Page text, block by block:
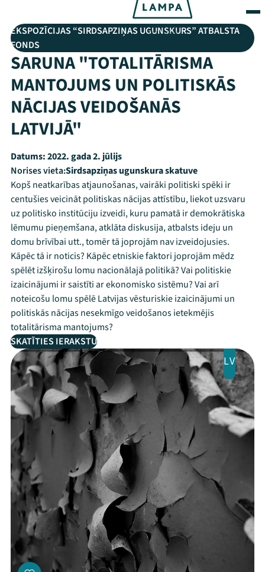
EKSPOZĪCIJAS “SIRDSAPZIŅAS UGUNSKURS” ATBALSTA
FONDS
SARUNA "TOTALITĀRISMA
MANTOJUMS UN POLITISKĀS
NĀCIJAS VEIDOŠANĀS
LATVIJĀ"
Datums:2022. gada 2. jūlijs
Norises vieta:Sirdsapziņas ugunskura skatuve
Kopš neatkarības atjaunošanas, vairāki politiski spēki ir
centušies veicināt politiskas nācijas attīstību, liekot uzsvaru
uz politisko institūciju izveidi, kuru pamatā ir demokrātiska
lēmumu pieņemšana, atklāta diskusija, atbalsts ideju un
domu brīvībai utt., tomēr tā joprojām nav izveidojusies.
Kāpēc tā ir noticis? Kāpēc etniskie faktori joprojām mēdz
spēlēt izšķirošu lomu nacionālajā politikā? Vai politiskie
izaicinājumi ir saistīti ar ekonomisko sistēmu? Vai arī
noteicošu lomu spēlē Latvijas vēsturiskie izaicinājumi un
politiskās nācijas nesekmīgo veidošanos ietekmējis
totalitārisma mantojums?
SKATĪTIES IERAKSTU
LV